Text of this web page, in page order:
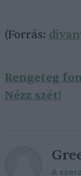
(Forrás:
Rengeteg
Nézz szét!
A